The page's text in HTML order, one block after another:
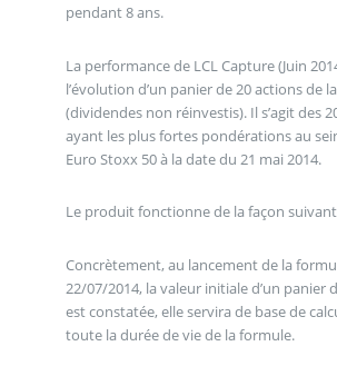
pendant 8 ans.
La performance de LCL Capture (Juin
l’évolution d’un panier de 20 actions de
(dividendes non réinvestis). Il s’agit des
ayant les plus fortes pondérations au
Euro Stoxx 50 à la date du 21 mai 2014.
Le produit fonctionne de la façon
Concrètement, au lancement de la
22/07/2014, la valeur initiale d’un panier
est constatée, elle servira de base de
toute la durée de vie de la formule.